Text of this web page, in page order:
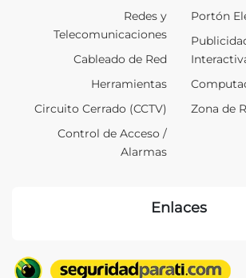
Redes y
Telecomunicaciones
Cableado de Red
Herramientas
Circuito Cerrado (CCTV)
Control de Acceso /
Alarmas
Portón
Zona de
Enlaces